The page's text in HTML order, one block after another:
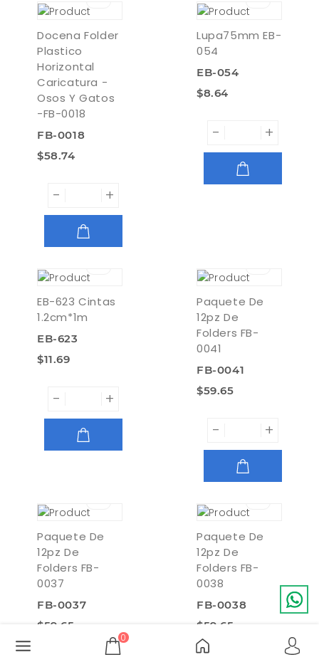
Docena Folder
Plastico
Horizontal
Caricatura -
Osos Y Gatos
-FB-0018
FB-0018
$58.74
- +
Lupa75mm EB-
054
EB-054
$8.64
- +
EB-623 Cintas
1.2cm*1m
EB-623
$11.69
- +
Paquete De
12pz De
Folders FB-
0041
FB-0041
$59.65
- +
Paquete De
12pz De
Folders FB-
0037
FB-0037
$59.65
Paquete De
12pz De
Folders FB-
0038
FB-0038
$59.65
0